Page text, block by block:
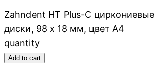
Zahndent HT Plus-C циркониевые
диски, 98 х 18 мм, цвет A4
quantity
Add to cart